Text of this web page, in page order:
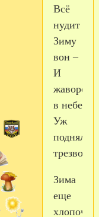
Всё
нудит
Зиму
вон –
И
в небе
Уж
подняли
трезвон.
Зима
еще
хлопочет